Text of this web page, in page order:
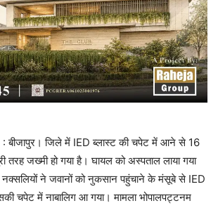
बीजापुर। जिले में IED ब्लास्ट की चपेट में आने से 16
तरह जख्मी हो गया है। घायल को अस्पताल लाया गया
नक्सलियों ने जवानों को नुकसान पहुंचाने के मंसूबे से IED
चपेट में नाबालिग आ गया। मामला भोपालपट्टनम